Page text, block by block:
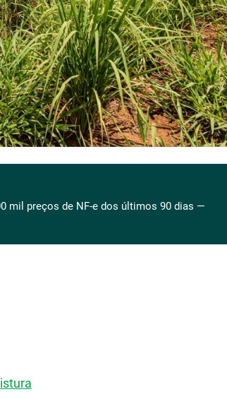
mil preços de NF-e dos últimos 90 dias —